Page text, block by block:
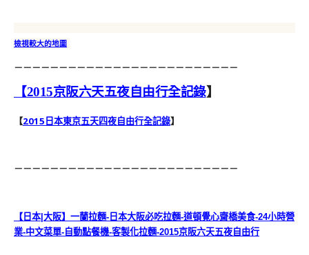
檢視較大的地圖
－－－－－－－－－－－－－－－－－－－－－－－－－
【2015京阪六天五夜自由行全記錄】
【2015日本東京五天四夜自由行全記錄】
－－－－－－－－－－－－－－－－－－－－－－－－－
【日本|大阪】一蘭拉麵-日本大阪必吃拉麵-道頓覺心齋橋美食-24小時營
業-中文菜單-自動點餐機-客製化拉麵-2015京阪六天五夜自由行